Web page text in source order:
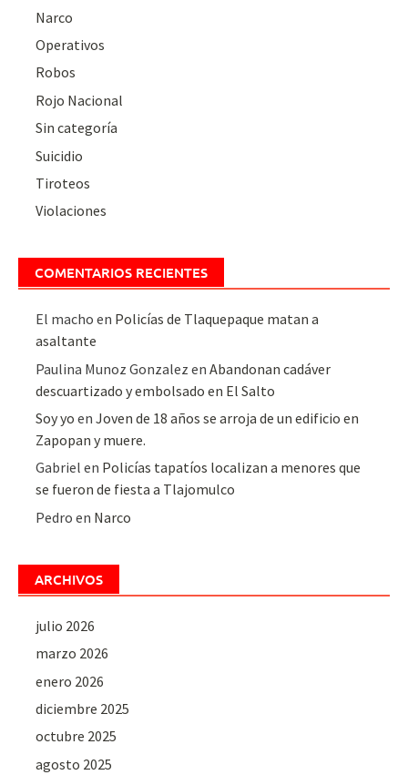
Narco
Operativos
Robos
Rojo Nacional
Sin categoría
Suicidio
Tiroteos
Violaciones
COMENTARIOS RECIENTES
El macho en Policías de Tlaquepaque matan a
asaltante
Paulina Munoz Gonzalez enAbandonan cadáver
descuartizado y embolsado en El Salto
Soy yo enJoven de 18 años se arroja de un edificio en
Zapopan y muere.
Gabriel en Policías tapatíos localizan a menores que
se fueron de fiesta a Tlajomulco
Pedro en Narco
ARCHIVOS
julio 2026
marzo 2026
enero 2026
diciembre 2025
octubre 2025
agosto 2025